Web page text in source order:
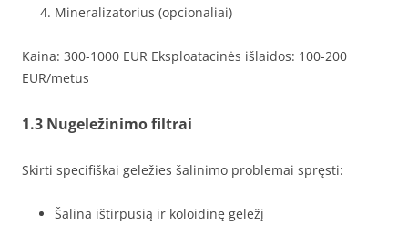
Mineralizatorius (opcionaliai)
Kaina: 300-1000 EUR Eksploatacinės išlaidos: 100-200
EUR/metus
1.3 Nugeležinimo filtrai
Skirti specifiškai geležies šalinimo problemai spręsti:
Šalina ištirpusią ir koloidinę geležį